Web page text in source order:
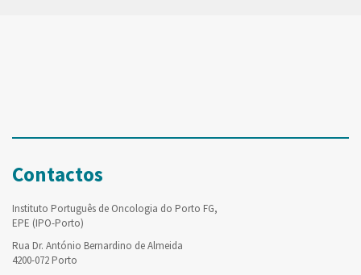
Contactos
Instituto Português de Oncologia do Porto FG,
EPE (IPO-Porto)
Rua Dr. António Bernardino de Almeida
4200-072 Porto